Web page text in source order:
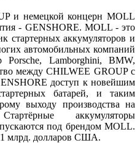
и немецкой концерн MOLL
- GENSHORE. MOLL - это
стартерных аккумуляторов и
автомобильных компаний
Porsche, Lamborghini, BMW,
между CHILWEE GROUP с
доступ к новейшим
батарей, и таким
выходу производства на
аккумуляторы
под брендом MOLL.
1 млрд. долларов США.